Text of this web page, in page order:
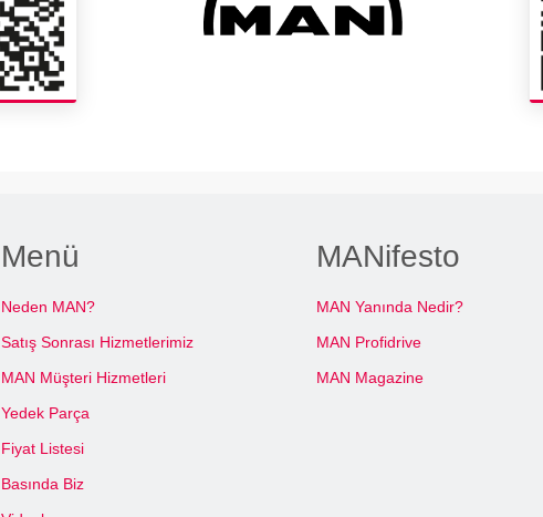
Menü
Neden MAN?
Satış Sonrası Hizmetlerimiz
MAN Müşteri Hizmetleri
Yedek Parça
Fiyat Listesi
Basında Biz
MANifesto
MAN Yanında Nedir?
MAN Profidrive
MAN Magazine